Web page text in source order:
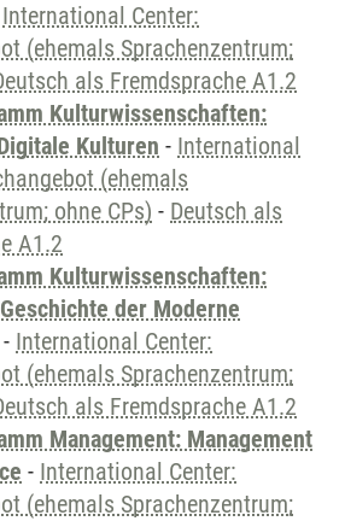
International Center:
(ehemals Sprachenzentrum;
als Fremdsprache A1.2
Kulturwissenschaften:
Kulturen - International
(ehemals
ohne CPs) - Deutsch als
A1.2
Kulturwissenschaften:
der Moderne
- International Center:
(ehemals Sprachenzentrum;
als Fremdsprache A1.2
Management: Management
- International Center:
(ehemals Sprachenzentrum;